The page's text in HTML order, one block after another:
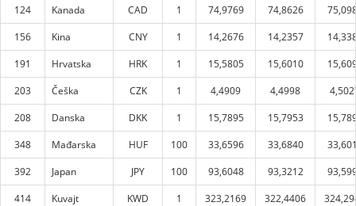
124
Kanada CAD 1 74,9769 74,8626
156
Kina CNY 1 14,2676 14,2357
191
Hrvatska HRK 1 15,5805 15,6010
203
Češka CZK 1 4,4909 4,4998
208
Danska DKK 1 15,7895 15,7953
348
Mađarska HUF 100 33,6596 33,6840
392
Japan JPY 100 93,6048 93,3212
414
Kuvajt KWD 1 323,2169 322,4406